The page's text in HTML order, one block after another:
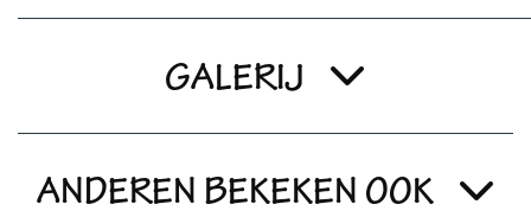
GALERIJ
ANDEREN BEKEKEN OOK